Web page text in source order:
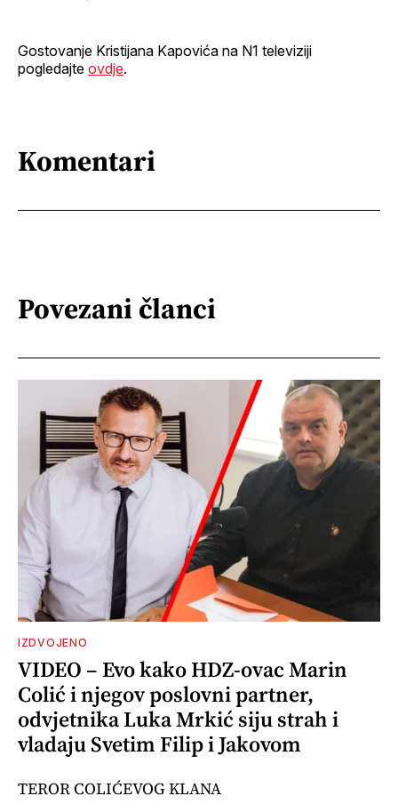
Gostovanje Kristijana Kapovića na N1 televiziji
pogledajte ovdje.
Komentari
Povezani članci
IZDVOJENO
VIDEO – Evo kako HDZ-ovac Marin
Colić i njegov poslovni partner,
odvjetnika Luka Mrkić siju strah i
vladaju Svetim Filip i Jakovom
TEROR COLIĆEVOG KLANA